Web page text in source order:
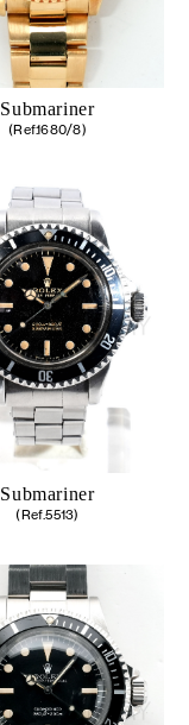
Submariner
(Ref.1680/8)
Submariner
(Ref.5513)